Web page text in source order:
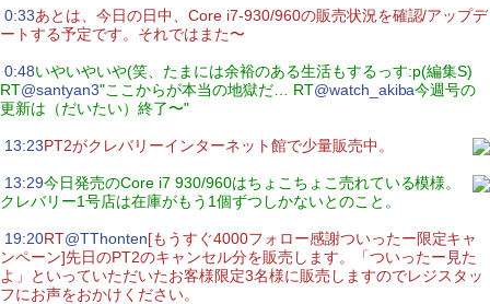
0:33あとは、今日の日中、Core i7-930/960の販売状況を確認/アップデ
ートする予定です。それではまた〜
0:48いやいやいや(笑、たまには余裕のある生活もするっす:p(編集S)
RT@santyan3"ここからが本当の地獄だ… RT@watch_akiba今週号の
更新は（だいたい）終了〜"
13:23PT2がクレバリーインターネット館で少量販売中。
13:29今日発売のCore i7 930/960はちょこちょこ売れている模様。
クレバリー1号店は在庫がもう1個ずつしかないとのこと。
19:20RT@TThonten[もうすぐ4000フォロー感謝ついったー限定キャ
ンペーン]先日のPT2のキャンセル分を販売します。「ついったー見た
よ」といっていただいたお客様限定3名様に販売しますのでレジスタッ
フにお声をおかけください。